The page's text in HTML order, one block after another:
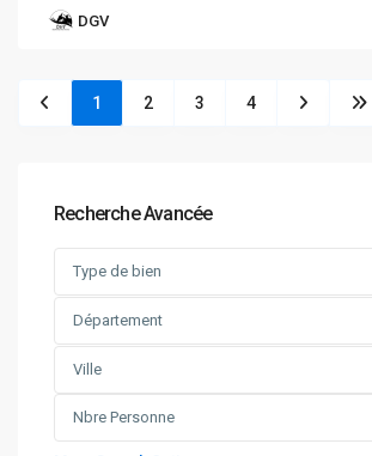
DGV
1 2 3 4
Recherche Avancée
Type de bien
Département
Ville